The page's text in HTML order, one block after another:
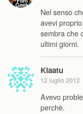
Nel senso
avevi
sembra che
ultimi giorni.
Klaatu
12 luglio 2012
Avevo
perchè.